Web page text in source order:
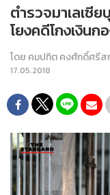
ตำรวจมาเลเซี
โยงคดีโกงเงิน
โดย คมปทิต คงศักดิ์ศรีส
17.05.2018